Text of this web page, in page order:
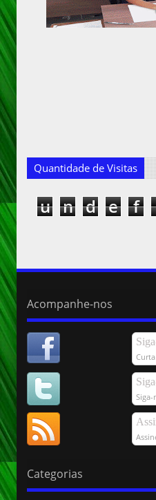
Quantidade de Visitas
u n d e f
Acompanhe-nos
Categorias